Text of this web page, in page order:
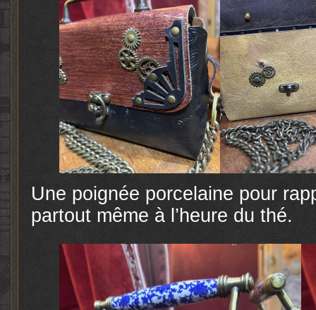
Une poignée porcelaine pour
partout même à l’heure du thé.